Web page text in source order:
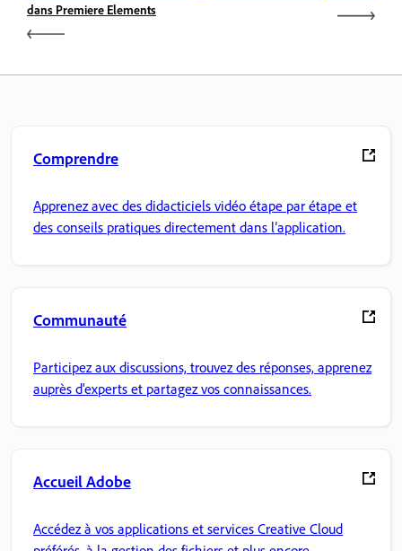
dans Premiere Elements
Comprendre
Apprenez avec des didacticiels vidéo étape par étape et
des conseils pratiques directement dans l’application.
Communauté
Participez aux discussions, trouvez des réponses, apprenez
auprès d'experts et partagez vos connaissances.
Accueil Adobe
Accédez à vos applications et services Creative Cloud